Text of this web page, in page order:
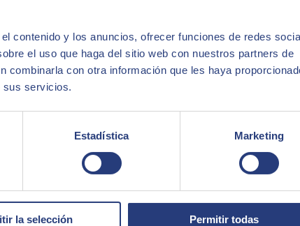
contenido y los anuncios, ofrecer funciones de redes
el uso que haga del sitio web con nuestros partners de
combinarla con otra información que les haya
sus servicios.
Estadística Marketing
la selección Permitir todas